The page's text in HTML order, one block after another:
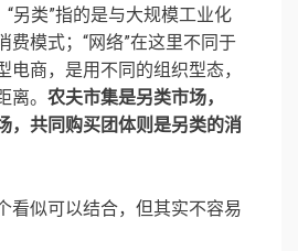
另类”指的是与大规模工业化
费模式；“网络”在这里不同于
电商，是用不同的组织型态，
。 农夫市集是另类市场，
，共同购买团体则是另类的消
看似可以结合，但其实不容易